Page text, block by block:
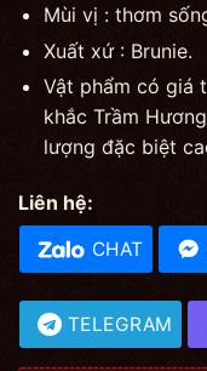
Mùi vị : thơm
Xuất xứ : Brunie.
Vật phẩm có giá
khắc Trầm
lượng đặc biệt
Liên hệ:
CHAT
TELEGRAM